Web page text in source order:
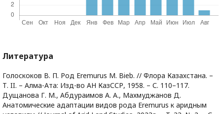
Литература
Голоскоков В. П. Род Eremurus M. Bieb. // Флора Казахстана. –
Т. II. – Алма-Ата: Изд-во АН КазССР, 1958. – С. 110–117.
Дущанова Г. М., Абдураимов А. А., Махмуджанов Д.
Анатомические адаптации видов рода Eremurus к аридным